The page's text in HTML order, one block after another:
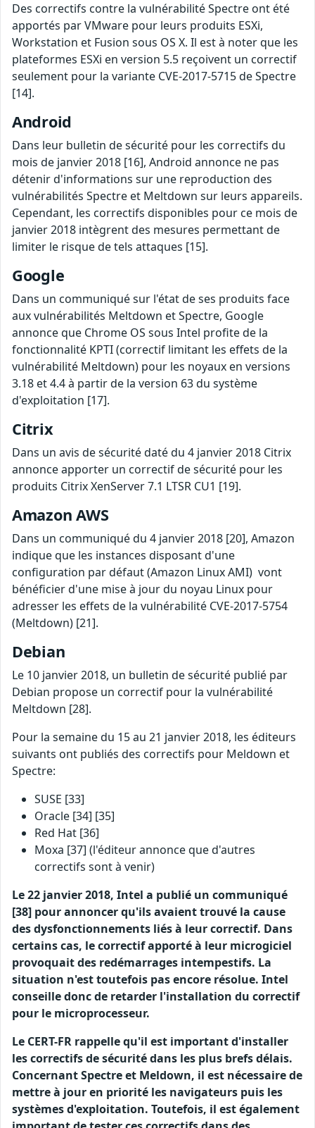
Des correctifs contre la vulnérabilité Spectre ont été
apportés par VMware pour leurs produits ESXi,
Workstation et Fusion sous OS X. Il est à noter que les
plateformes ESXi en version 5.5 reçoivent un correctif
seulement pour la variante CVE-2017-5715 de Spectre
[14].
Android
Dans leur bulletin de sécurité pour les correctifs du
mois de janvier 2018 [16], Android annonce ne pas
détenir d'informations sur une reproduction des
vulnérabilités Spectre et Meltdown sur leurs appareils.
Cependant, les correctifs disponibles pour ce mois de
janvier 2018 intègrent des mesures permettant de
limiter le risque de tels attaques [15].
Google
Dans un communiqué sur l'état de ses produits face
aux vulnérabilités Meltdown et Spectre, Google
annonce que Chrome OS sous Intel profite de la
fonctionnalité KPTI (correctif limitant les effets de la
vulnérabilité Meltdown) pour les noyaux en versions
3.18 et 4.4 à partir de la version 63 du système
d'exploitation [17].
Citrix
Dans un avis de sécurité daté du 4 janvier 2018 Citrix
annonce apporter un correctif de sécurité pour les
produits Citrix XenServer 7.1 LTSR CU1 [19].
Amazon AWS
Dans un communiqué du 4 janvier 2018 [20], Amazon
indique que les instances disposant d'une
configuration par défaut (Amazon Linux AMI) vont
bénéficier d'une mise à jour du noyau Linux pour
adresser les effets de la vulnérabilité CVE-2017-5754
(Meltdown) [21].
Debian
Le 10 janvier 2018, un bulletin de sécurité publié par
Debian propose un correctif pour la vulnérabilité
Meltdown [28].
Pour la semaine du 15 au 21 janvier 2018, les éditeurs
suivants ont publiés des correctifs pour Meldown et
Spectre:
SUSE [33]
Oracle [34] [35]
Red Hat [36]
Moxa [37] (l'éditeur annonce que d'autres
correctifs sont à venir)
Le 22 janvier 2018, Intel a publié un communiqué
[38] pour annoncer qu'ils avaient trouvé la cause
des dysfonctionnements liés à leur correctif. Dans
certains cas, le correctif apporté à leur microgiciel
provoquait des redémarrages intempestifs. La
situation n'est toutefois pas encore résolue. Intel
conseille donc de retarder l'installation du correctif
pour le microprocesseur.
Le CERT-FR rappelle qu'il est important d'installer
les correctifs de sécurité dans les plus brefs délais.
Concernant Spectre et Meldown, il est nécessaire de
mettre à jour en priorité les navigateurs puis les
systèmes d'exploitation. Toutefois, il est également